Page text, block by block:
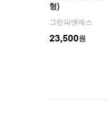
형)
그린피앤에스
23,500원